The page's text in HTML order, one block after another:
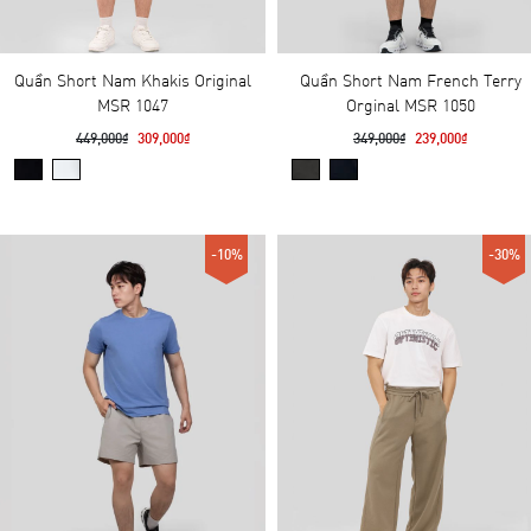
Quần Short Nam Khakis Original
MSR 1047
449,000₫ 309,000₫
Quần Short Nam French Terry
Orginal MSR 1050
349,000₫ 239,000₫
-10% -30%